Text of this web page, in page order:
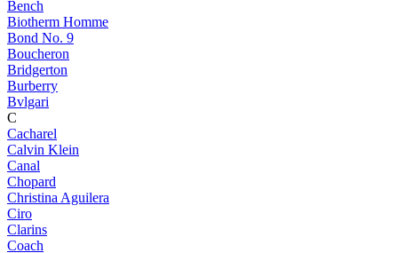
Bench
Biotherm Homme
Bond No. 9
Boucheron
Bridgerton
Burberry
Bvlgari
C
Cacharel
Calvin Klein
Canal
Chopard
Christina Aguilera
Ciro
Clarins
Coach